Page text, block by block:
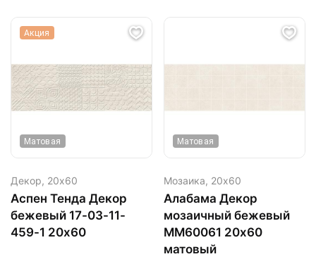
Акция
Матовая
Декор, 20х60
Аспен Тенда Декор
бежевый 17-03-11-
459-1 20х60
Матовая
Мозаика, 20х60
Алабама Декор
мозаичный бежевый
ММ60061 20х60
матовый